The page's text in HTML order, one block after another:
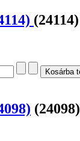
(24114)
(24098)